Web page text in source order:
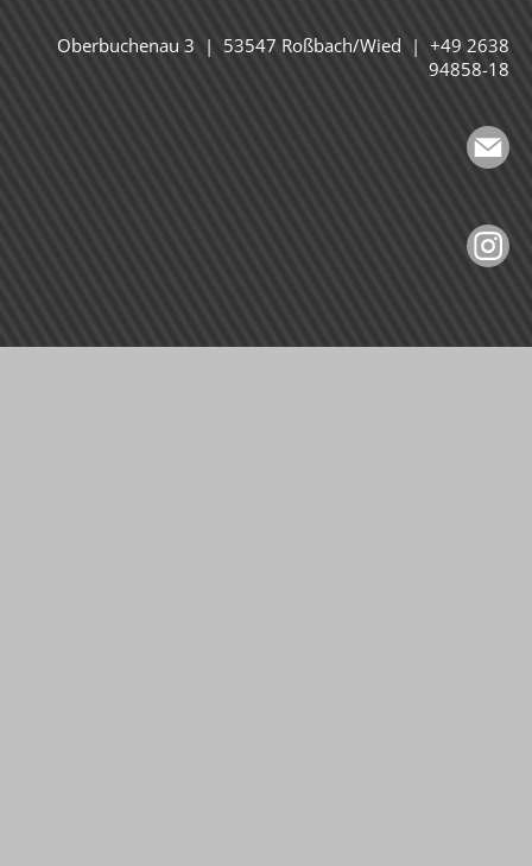
Oberbuchenau 3 | 53547 Roßbach/Wied | +49 2638
94858-18